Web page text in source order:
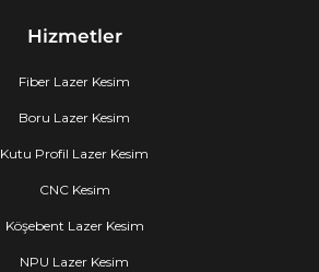
Hizmetler
Fiber Lazer Kesim
Boru Lazer Kesim
Kutu Profil Lazer Kesim
CNC Kesim
Köşebent Lazer Kesim
NPU Lazer Kesim